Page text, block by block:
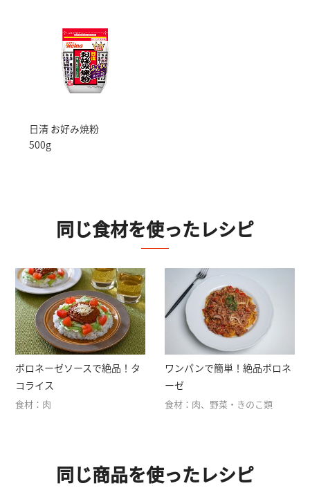
日清 お好み焼粉
500g
同じ食材を使ったレシピ
ボロネーゼソースで絶品！タ
コライス
食材：肉
ワンパンで簡単！絶品ボロネ
ーゼ
食材：肉、野菜・きのこ類
同じ商品を使ったレシピ